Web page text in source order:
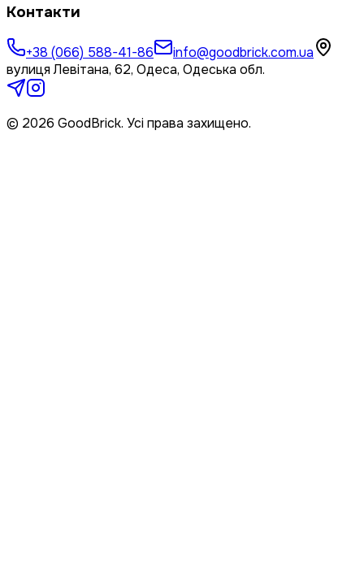
Контакти
+38 (066) 588-41-86
info@goodbrick.com.ua
вулиця Левітана, 62, Одеса, Одеська обл.
© 2026 GoodBrick. Усі права захищено.